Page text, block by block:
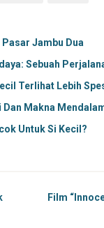
Jambu Dua
Sebuah
Terlihat Lebih
Makna
Untuk Si Kecil?
Film